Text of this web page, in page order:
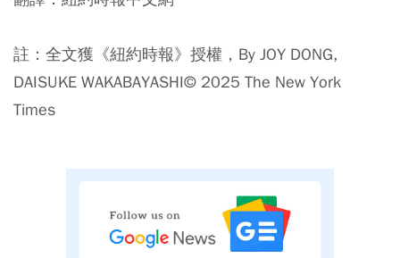
註：全文獲《紐約時報》授權，By JOY DONG,
DAISUKE WAKABAYASHI© 2025 The New York
Times